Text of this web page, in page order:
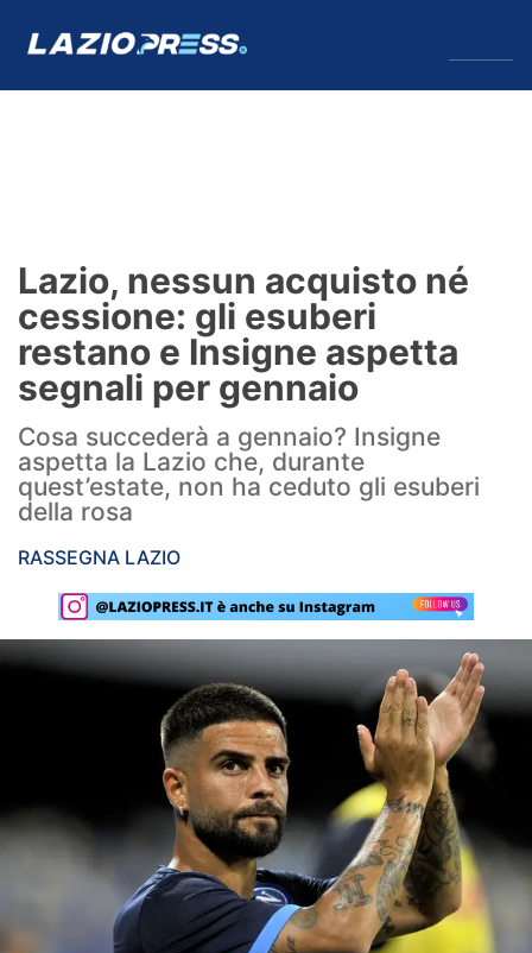
Formello
Infortuni
Primavera
Calciomercato
Lazio Women
Rassegna Lazio
Social
Calcio
Champions League
Europa League
Altri Sport
Formula 1
Lazio, nessun acquisto né
cessione: gli esuberi
restano e Insigne aspetta
segnali per gennaio
Cosa succederà a gennaio? Insigne
aspetta la Lazio che, durante
quest’estate, non ha ceduto gli esuberi
della rosa
RASSEGNA LAZIO